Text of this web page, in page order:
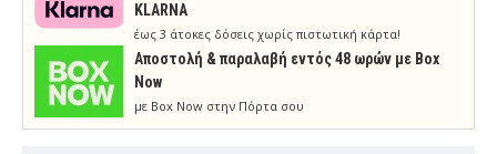
KLARNA
έως 3 άτοκες δόσεις χωρίς πιστωτική κάρτα!
Aποστολή & παραλαβή εντός 48 ωρών με Box
Now
με Box Now στην Πόρτα σου